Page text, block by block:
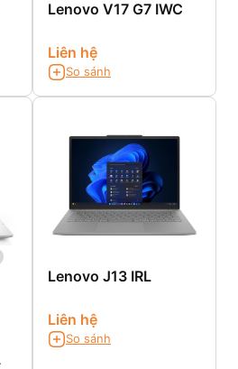
Lenovo V17 G7 IWC
Liên hệ
So sánh
Lenovo J13 IRL
Liên hệ
So sánh